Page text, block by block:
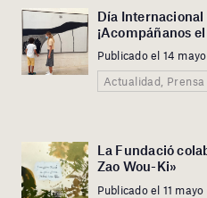
Día Internacional
¡Acompáñanos
Publicado el 14
Actualidad, Prensa
La Fundació
Zao Wou-Ki»
Publicado el 11 mayo